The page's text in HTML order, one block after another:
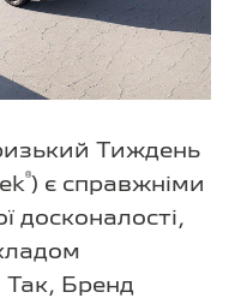
Тиждень
®) є справжніми
досконалості,
Так, Бренд